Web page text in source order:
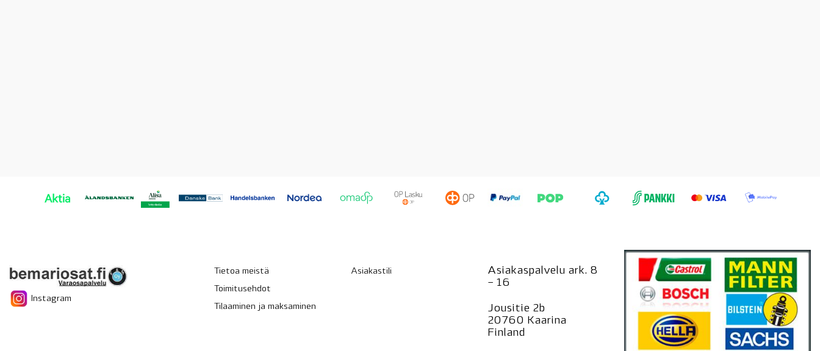
Instagram
Tietoa meistä
Toimitusehdot
Tilaaminen ja maksaminen
Asiakastili
Asiakaspalvelu ark. 8
– 16
Jousitie 2b
20760 Kaarina
Finland